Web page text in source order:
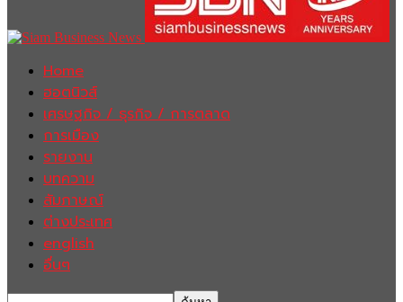
Home
ฮอตนิวส์
เศรษฐกิจ / ธุรกิจ / การตลาด
การเมือง
รายงาน
บทความ
สัมภาษณ์
ต่างประเทศ
english
อื่นๆ